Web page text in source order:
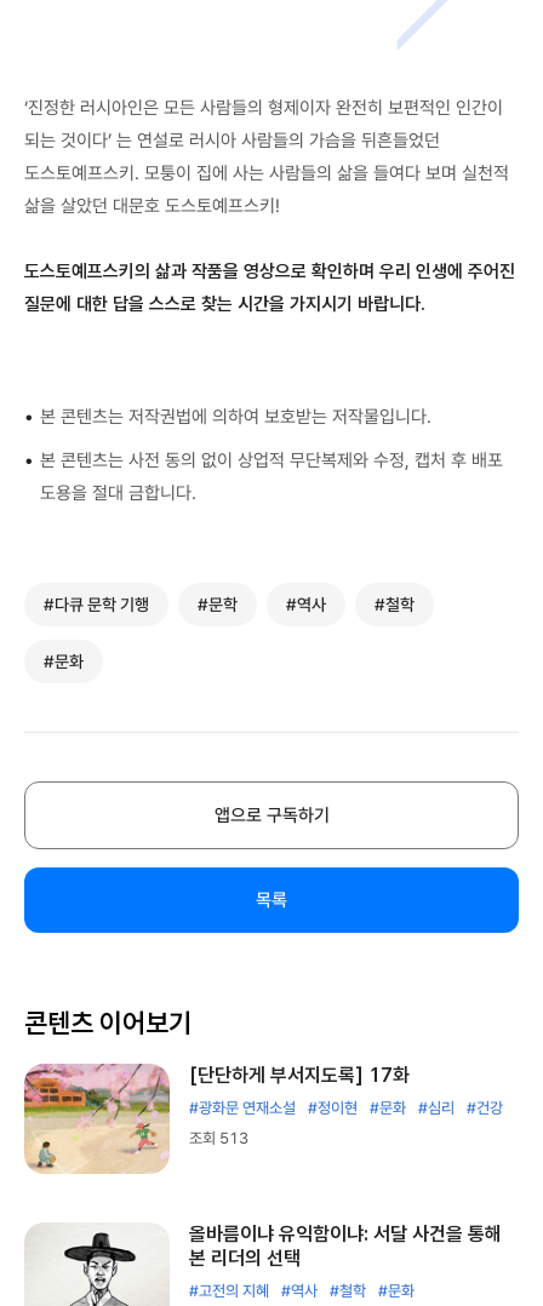
‘진정한 러시아인은 모든 사람들의 형제이자 완전히 보편적인 인간이
되는 것이다’ 는 연설로 러시아 사람들의 가슴을 뒤흔들었던
도스토예프스키. 모퉁이 집에 사는 사람들의 삶을 들여다 보며 실천적
삶을 살았던 대문호 도스토예프스키!
도스토예프스키의 삶과 작품을 영상으로 확인하며 우리 인생에 주어진
질문에 대한 답을 스스로 찾는 시간을 가지시기 바랍니다.
• 본 콘텐츠는 저작권법에 의하여 보호받는 저작물입니다.
• 본 콘텐츠는 사전 동의 없이 상업적 무단복제와 수정, 캡처 후 배포
도용을 절대 금합니다.
#다큐 문학 기행 #문학 #역사 #철학
#문화
앱으로 구독하기
목록
콘텐츠 이어보기
[단단하게 부서지도록] 17화
#광화문 연재소설 #정이현 #문화 #심리
#건강
조회 513
올바름이냐 유익함이냐: 서달 사건을 통해
본 리더의 선택
#고전의 지혜 #역사 #철학 #문화